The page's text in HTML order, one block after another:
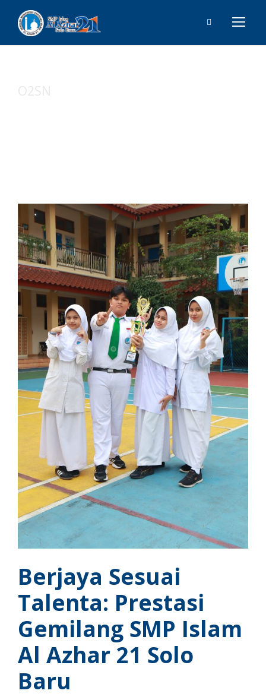
Berjaya Sesuai
Talenta: Prestasi
Gemilang SMP Islam
Al Azhar 21 Solo
Baru